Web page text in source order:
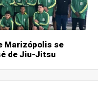
Marizópolis se
de Jiu-Jitsu